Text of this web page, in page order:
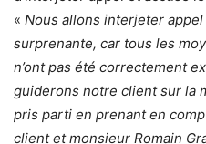
« Nous allons interjeter
surprenante, car tous les
n’ont pas été correctement
guiderons notre client sur la
pris parti en prenant en
client et monsieur Romain